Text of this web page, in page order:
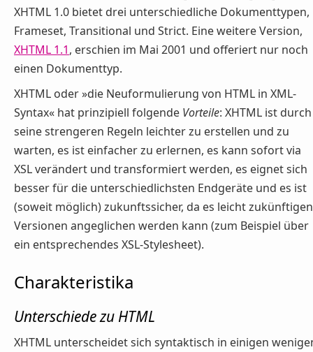
XHTML 1.0 bietet drei unterschiedliche Dokumenttypen,
Frameset, Transitional und Strict. Eine weitere Version,
XHTML 1.1, erschien im Mai 2001 und offeriert nur noch
einen Dokumenttyp.
XHTML oder »die Neuformulierung von HTML in XML-
Syntax« hat prinzipiell folgende Vorteile: XHTML ist durch
seine strengeren Regeln leichter zu erstellen und zu
warten, es ist einfacher zu erlernen, es kann sofort via
XSL verändert und transformiert werden, es eignet sich
besser für die unterschiedlichsten Endgeräte und es ist
(soweit möglich) zukunftssicher, da es leicht zukünftigen
Versionen angeglichen werden kann (zum Beispiel über
ein entsprechendes XSL-Stylesheet).
Charakteristika
Unterschiede zu HTML
XHTML unterscheidet sich syntaktisch in einigen